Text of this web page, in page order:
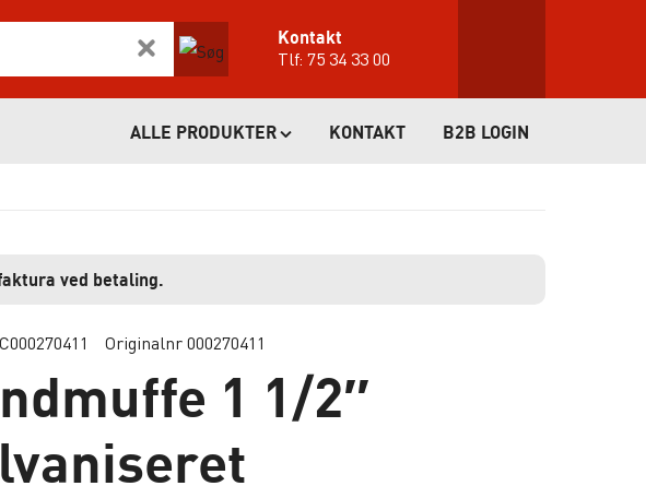
Kontakt
Tlf:75 34 33 00
ALLE PRODUKTER KONTAKT B2B LOGIN
ved betaling.
Originalnr 000270411
1 1/2″